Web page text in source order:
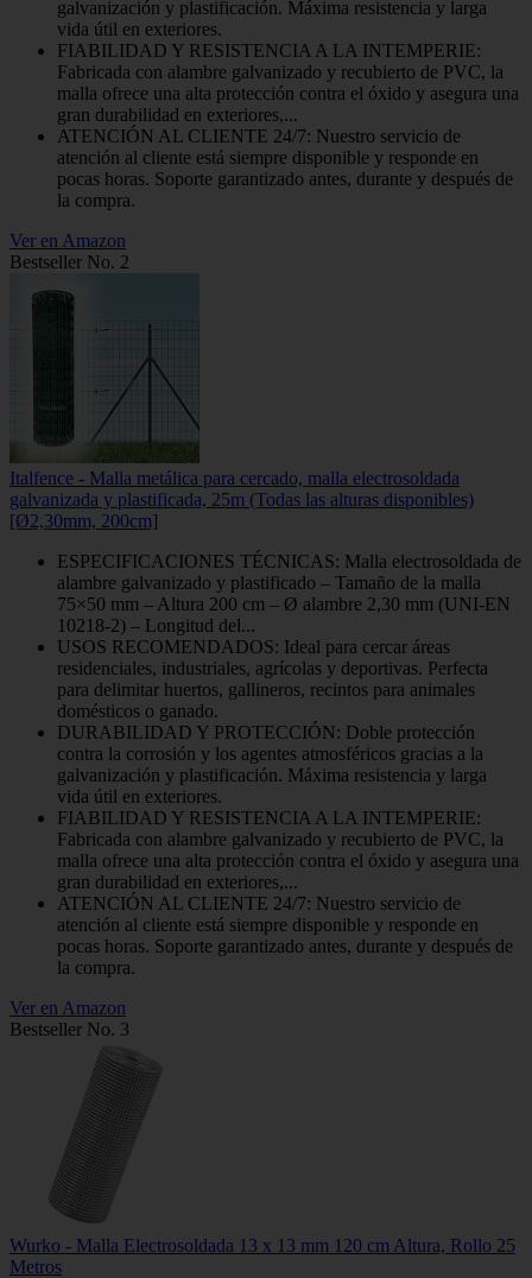
galvanización y plastificación. Máxima resistencia y larga
vida útil en exteriores.
FIABILIDAD Y RESISTENCIA A LA INTEMPERIE:
Fabricada con alambre galvanizado y recubierto de PVC, la
malla ofrece una alta protección contra el óxido y asegura una
gran durabilidad en exteriores,...
ATENCIÓN AL CLIENTE 24/7: Nuestro servicio de
atención al cliente está siempre disponible y responde en
pocas horas. Soporte garantizado antes, durante y después de
la compra.
Ver en Amazon
Bestseller No. 2
Italfence - Malla metálica para cercado, malla electrosoldada
galvanizada y plastificada, 25m (Todas las alturas disponibles)
[Ø2,30mm, 200cm]
ESPECIFICACIONES TÉCNICAS: Malla electrosoldada de
alambre galvanizado y plastificado – Tamaño de la malla
75×50 mm – Altura 200 cm – Ø alambre 2,30 mm (UNI-EN
10218-2) – Longitud del...
USOS RECOMENDADOS: Ideal para cercar áreas
residenciales, industriales, agrícolas y deportivas. Perfecta
para delimitar huertos, gallineros, recintos para animales
domésticos o ganado.
DURABILIDAD Y PROTECCIÓN: Doble protección
contra la corrosión y los agentes atmosféricos gracias a la
galvanización y plastificación. Máxima resistencia y larga
vida útil en exteriores.
FIABILIDAD Y RESISTENCIA A LA INTEMPERIE:
Fabricada con alambre galvanizado y recubierto de PVC, la
malla ofrece una alta protección contra el óxido y asegura una
gran durabilidad en exteriores,...
ATENCIÓN AL CLIENTE 24/7: Nuestro servicio de
atención al cliente está siempre disponible y responde en
pocas horas. Soporte garantizado antes, durante y después de
la compra.
Ver en Amazon
Bestseller No. 3
Wurko - Malla Electrosoldada 13 x 13 mm 120 cm Altura, Rollo 25
Metros